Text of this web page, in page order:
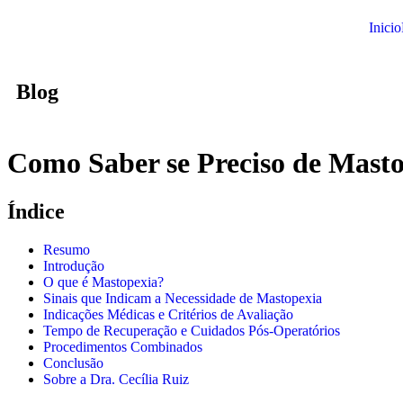
Inicio
Blog
Como Saber se Preciso de
Índice
Resumo
Introdução
O que é Mastopexia?
Sinais que Indicam a Necessidade de Mastopexia
Indicações Médicas e Critérios de Avaliação
Tempo de Recuperação e Cuidados Pós-Operatórios
Procedimentos Combinados
Conclusão
Sobre a Dra. Cecília Ruiz